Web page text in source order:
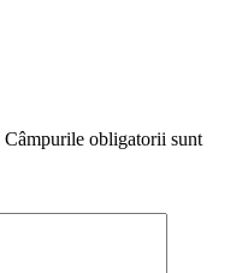
Câmpurile obligatorii sunt